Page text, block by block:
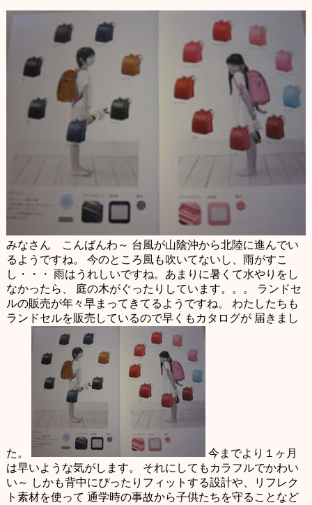
みなさん こんばんわ～ 台風が山陰沖から北陸に進んでい
るようですね。
今のところ風も吹いてないし、雨がすこ
し・・・ 雨はうれしいですね。あまりに暑くて水やりをし
なかったら、
庭の木がぐったりしています。。。
ランドセ
ルの販売が年々早まってきてるようですね。
わたしたちも
ランドセルを販売しているので早くもカタログが届きまし
た。
今までより１ヶ月
は早いような気がします。
それにしてもカラフルでかわい
い～ しかも背中にぴったりフィットする設計や、リフレク
ト素材を使って 通学時の事故から子供たちを守ることなど